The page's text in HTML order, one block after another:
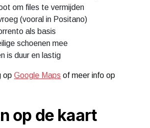
om files te vermijden
(vooral in Positano)
als basis
schoenen mee
is duur en lastig
op Google Maps of meer info op
op de kaart